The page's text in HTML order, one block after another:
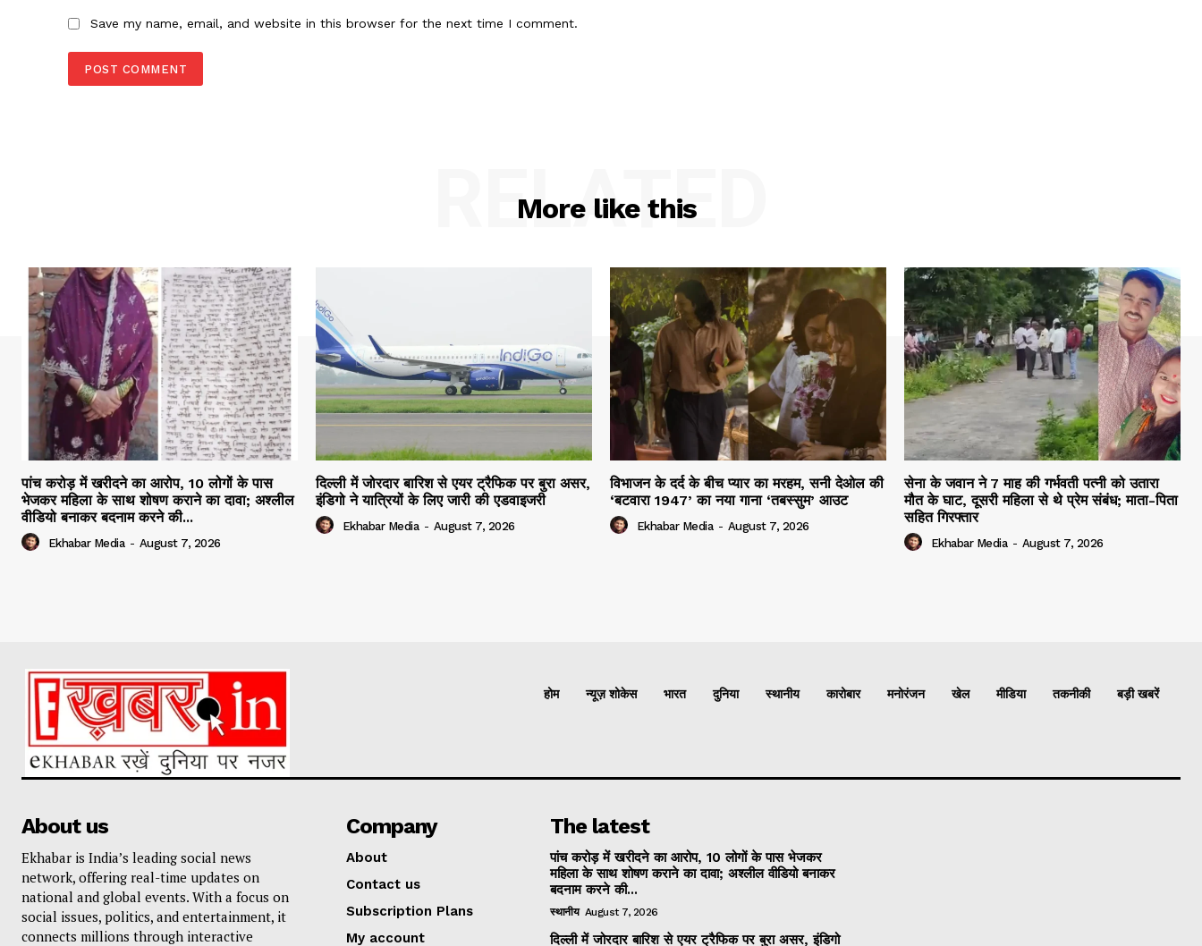
Save my name, email, and website in this browser for the next time I comment.
More like this
RELATED
पांच करोड़ में खरीदने का आरोप, 10 लोगों के पास
भेजकर महिला के साथ शोषण कराने का दावा; अश्लील
वीडियो बनाकर बदनाम करने की...
Ekhabar Media - August 7, 2026
दिल्ली में जोरदार बारिश से एयर ट्रैफिक पर बुरा असर,
इंडिगो ने यात्रियों के लिए जारी की एडवाइजरी
Ekhabar Media - August 7, 2026
विभाजन के दर्द के बीच प्यार का मरहम, सनी देओल की
‘बटवारा 1947’ का नया गाना ‘तबस्सुम’ आउट
Ekhabar Media - August 7, 2026
सेना के जवान ने 7 माह की गर्भवती पत्नी को उतारा
मौत के घाट, दूसरी महिला से थे प्रेम संबंध; माता-पिता
सहित गिरफ्तार
Ekhabar Media - August 7, 2026
होम न्यूज़ शोकेस भारत दुनिया स्थानीय कारोबार मनोरंजन खेल मीडिया तकनीकी बड़ी खबरें
About us
Ekhabar is India’s leading social news
network, offering real-time updates on
national and global events. With a focus on
social issues, politics, and entertainment, it
connects millions through interactive
Company
About
Contact us
Subscription Plans
My account
The latest
पांच करोड़ में खरीदने का आरोप, 10 लोगों के पास भेजकर
महिला के साथ शोषण कराने का दावा; अश्लील वीडियो बनाकर
बदनाम करने की...
स्थानीय August 7, 2026
दिल्ली में जोरदार बारिश से एयर ट्रैफिक पर बुरा असर, इंडिगो